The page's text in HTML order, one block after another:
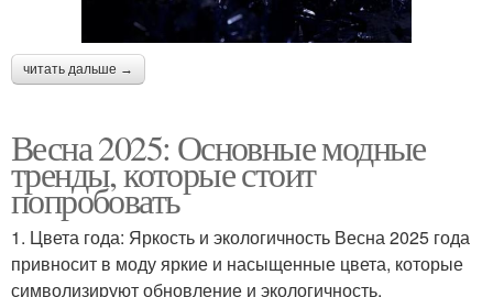
читать дальше →
Весна 2025: Основные модные
тренды, которые стоит
попробовать
1. Цвета года: Яркость и экологичность Весна 2025 года
привносит в моду яркие и насыщенные цвета, которые
символизируют обновление и экологичность.